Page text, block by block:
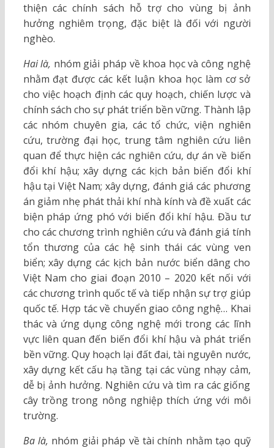
thiện các chính sách hỗ trợ cho vùng bị ảnh
hưởng nghiêm trọng, đặc biệt là đối với người
nghèo.
Hai là, nhóm giải pháp về khoa học và công nghệ
nhằm đạt được các kết luận khoa học làm cơ sở
cho việc hoạch định các quy hoạch, chiến lược và
chính sách cho sự phát triển bền vững. Thành lập
các nhóm chuyên gia, các tổ chức, viện nghiên
cứu, trường đại học, trung tâm nghiên cứu liên
quan để thực hiện các nghiên cứu, dự án về biến
đổi khí hậu; xây dựng các kịch bản biến đổi khí
hậu tại Việt Nam; xây dựng, đánh giá các phương
án giảm nhẹ phát thải khí nhà kính và đề xuất các
biện pháp ứng phó với biến đổi khí hậu. Đầu tư
cho các chương trình nghiên cứu và đánh giá tính
tổn thương của các hệ sinh thái các vùng ven
biển; xây dựng các kịch bản nước biển dâng cho
Việt Nam cho giai đoạn 2010 – 2020 kết nối với
các chương trình quốc tế và tiếp nhận sự trợ giúp
quốc tế. Hợp tác về chuyển giao công nghệ… Khai
thác và ứng dụng công nghệ mới trong các lĩnh
vực liên quan đến biến đổi khí hậu và phát triển
bền vững. Quy hoạch lại đất đai, tài nguyên nước,
xây dựng kết cấu hạ tầng tại các vùng nhạy cảm,
dễ bị ảnh hưởng. Nghiên cứu và tìm ra các giống
cây trồng trong nông nghiệp thích ứng với môi
trường.
Ba là, nhóm giải pháp về tài chính nhằm tạo quỹ